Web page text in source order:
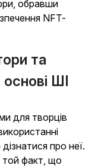
обравши
NFT-
та
ШІ
для творців
про неї.
той факт, що